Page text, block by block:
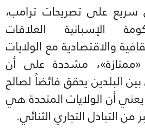
على تصريحات ترامب،
الإسبانية العلاقات
والاقتصادية مع الولايات
«ممتازة»، مشددة على أن
بين البلدين يحقق فائضاً لصالح
أن الولايات المتحدة هي
من التبادل التجاري الثنائي.